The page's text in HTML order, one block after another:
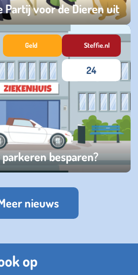
Partij voor de Dieren uit
2025
besparen?
Geld Steffie.nl
24
nieuws
op